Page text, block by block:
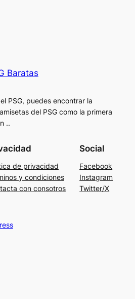
Baratas
PSG, puedes encontrar la
del PSG como la primera
..
de privacidad
y condiciones
con consotros
Social
Facebook
Instagram
Twitter/X